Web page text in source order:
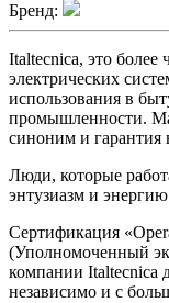
Бренд:
Italtecnica, это более
электрических
использования в
промышленности.
синоним и гарантия
Люди, которые
энтузиазм и
Сертификация
(Уполномоченный
компании Italtecnica
независимо и с